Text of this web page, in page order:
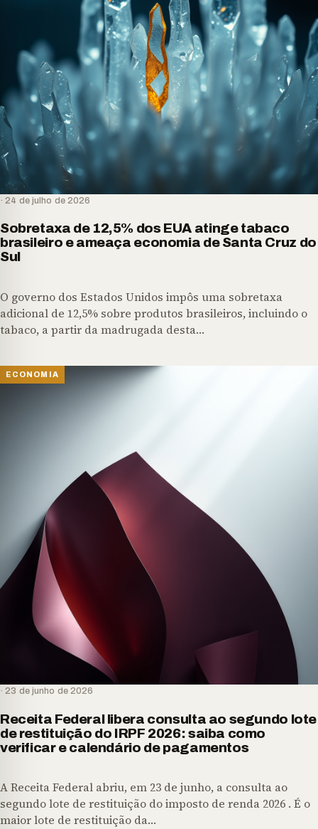
· 24 de julho de 2026
Sobretaxa de 12,5% dos EUA atinge tabaco
brasileiro e ameaça economia de Santa Cruz do
Sul
O governo dos Estados Unidos impôs uma sobretaxa
adicional de 12,5% sobre produtos brasileiros, incluindo o
tabaco, a partir da madrugada desta…
ECONOMIA
· 23 de junho de 2026
Receita Federal libera consulta ao segundo lote
de restituição do IRPF 2026: saiba como
verificar e calendário de pagamentos
A Receita Federal abriu, em 23 de junho, a consulta ao
segundo lote de restituição do imposto de renda 2026 . É o
maior lote de restituição da…